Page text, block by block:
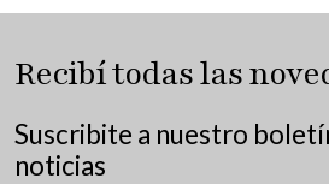
Recibí todas las
Suscribite a nuestro
noticias